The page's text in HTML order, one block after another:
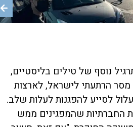
מיוטיוב
נוסף של טילים בליסטיים,
הרתעתי לישראל, לארצות
לסייע להפגנות לעלות שלב.
החברתיות שהמפגינים ממש